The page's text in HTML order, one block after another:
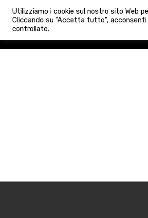
HOME
Utilizziamo i cookie sul nostro sito Web
Cliccando su "Accetta tutto", acconsenti
controllato.